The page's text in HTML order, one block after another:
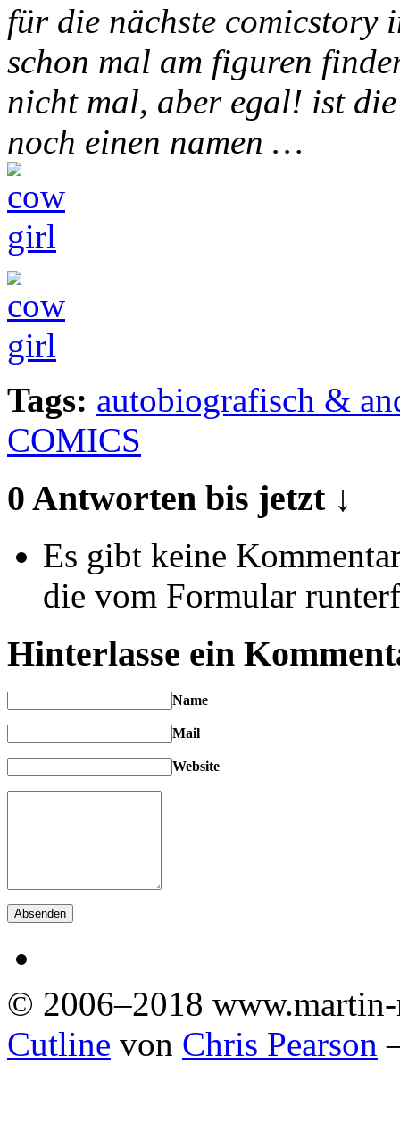
für die nächste comicstory
schon mal am figuren
nicht mal, aber egal! ist
noch einen namen …
Tags: autobiografisch &
COMICS
0 Antworten bis jetzt ↓
Es gibt keine
die vom Formular
Hinterlasse ein
Name
Mail
Website
© 2006–2018
Cutline von Chris Pearson